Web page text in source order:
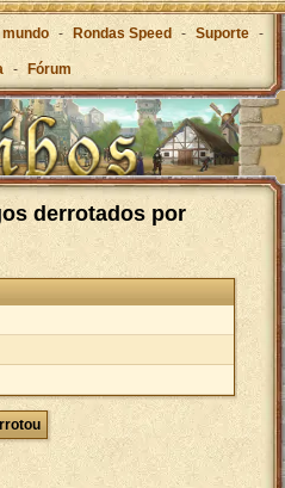
- Rondas Speed - Suporte -
- Fórum
derrotados por